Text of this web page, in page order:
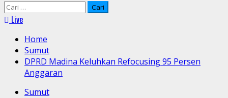
Cari
untuk:
Live
Home
Sumut
DPRD Madina Keluhkan Refocusing 95 Persen
Anggaran
Sumut